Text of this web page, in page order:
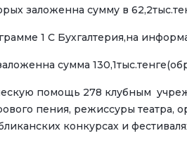
заложенна сумму в
1 С Бухгалтерия,на
сумма
278 клубным
пения, режиссуры театра,
конкурсах и